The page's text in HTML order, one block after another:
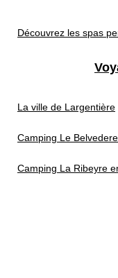
Découvrez les spas
La ville de Largentière
Camping Le Belvedere
Camping La Ribeyre